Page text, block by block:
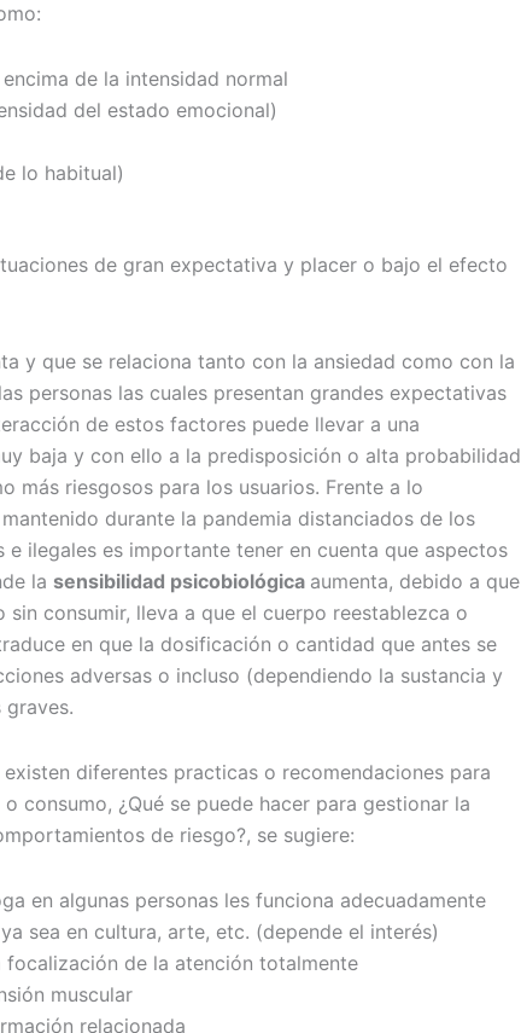
de la intensidad normal
del estado emocional)
lo habitual)
de gran expectativa y placer o bajo el efecto
y que se relaciona tanto con la ansiedad como con la
personas las cuales presentan grandes expectativas
de estos factores puede llevar a una
baja y con ello a la predisposición o alta probabilidad
más riesgosos para los usuarios. Frente a lo
durante la pandemia distanciados de los
ilegales es importante tener en cuenta que aspectos
la sensibilidad psicobiológica aumenta, debido a que
consumir, lleva a que el cuerpo reestablezca o
en que la dosificación o cantidad que antes se
adversas o incluso (dependiendo la sustancia y
diferentes practicas o recomendaciones para
consumo, ¿Qué se puede hacer para gestionar la
de riesgo?, se sugiere:
en algunas personas les funciona adecuadamente
sea en cultura, arte, etc. (depende el interés)
de la atención totalmente
muscular
relacionada